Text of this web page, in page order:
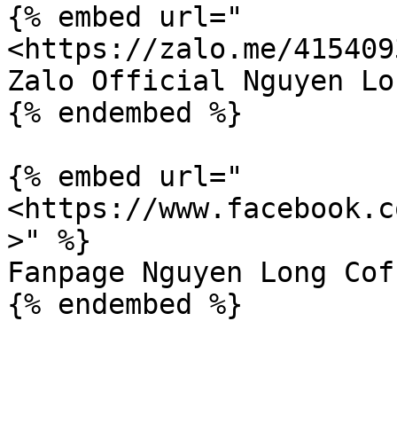
{% embed url="
<https://zalo.me/
Zalo Official Nguyen
{% endembed %}
{% embed url="
<https://
>" %}
Fanpage Nguyen Long